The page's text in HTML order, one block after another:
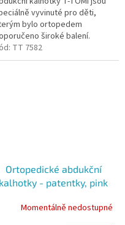
vyvinuté pro děti,
bylo ortopedem
široké balení.
udržují kyčle dítěte ve
postavení díky všité...
TT 7582
Ortopedické abdukční
kalhotky - patentky, pink
Momentálně nedostupné